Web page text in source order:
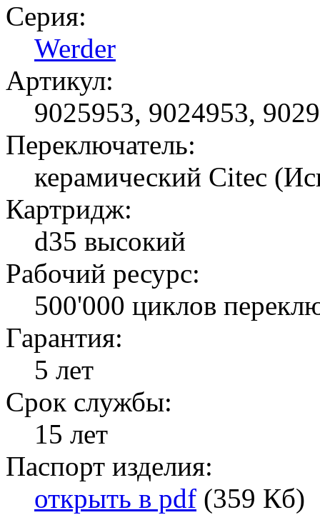
Серия:
Werder
Артикул:
9025953, 9024953,
Переключатель:
керамический Citec
Картридж:
d35 высокий
Рабочий ресурс:
500'000 циклов
Гарантия:
5 лет
Срок службы:
15 лет
Паспорт изделия:
открыть в pdf (359 Кб)